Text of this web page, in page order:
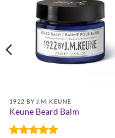
1922 BY J.M. KEUNE
Keune Beard Balm